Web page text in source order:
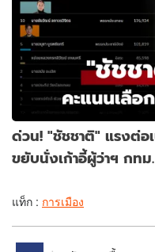
ด่วน! "ชัชชาติ" แรงต่อ
ขยับนั่งเก้าอี้ผู้ว่าฯ กท
แท็ก : การเมือง